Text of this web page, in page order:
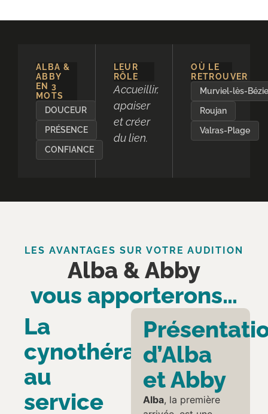
ALBA &
ABBY
EN 3
MOTS
DOUCEUR
PRÉSENCE
CONFIANCE
LEUR
RÔLE
Accueillir,
apaiser
et créer
du lien.
OÙ LE
RETROUVER
Murviel-lès-
Roujan
Valras-Plage
LES AVANTAGES SUR VOTRE AUDITION
Alba & Abby
vous apporterons…
La
cynothérapie
au
service
d’Alba
et Abby
Alba, la première